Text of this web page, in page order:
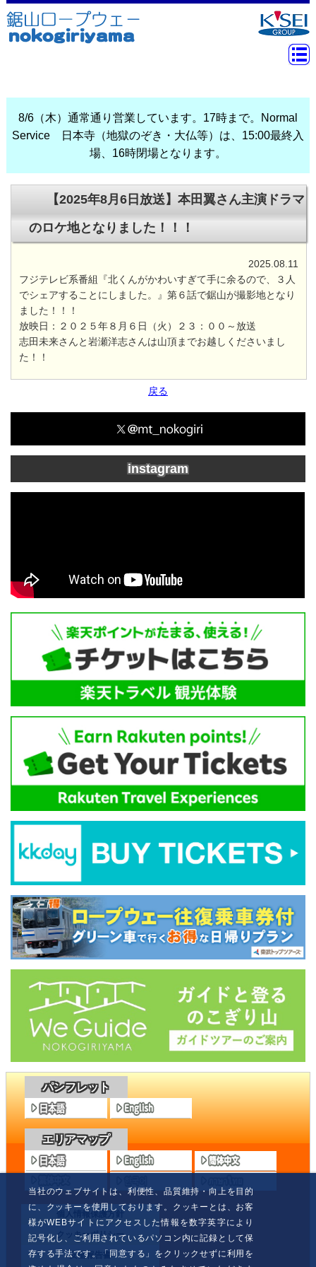
8/6（木）通常通り営業しています。17時まで。Normal
Service 日本寺（地獄のぞき・大仏等）は、15:00最終入
場、16時閉場となります。
【2025年8月6日放送】本田翼さん主演ドラマ
のロケ地となりました！！！
2025.08.11
フジテレビ系番組『北くんがかわいすぎて手に余るので、３人
でシェアすることにしました。』第６話で鋸山が撮影地となり
ました！！！
放映日：２０２５年８月６日（火）２３：００～放送
志田未来さんと岩瀬洋志さんは山頂までお越しくださいまし
た！！
戻る
instagram
パンフレット
エリアマップ
個人情報保護方針
クッキーポリシー
安全報告書
当社のウェブサイトは、利便性、品質維持・向上を目的
に、クッキーを使用しております。クッキーとは、お客
様がWEBサイトにアクセスした情報を数字英字により
記号化し、ご利用されているパソコン内に記録として保
存する手法です。「同意する」をクリックせずに利用を